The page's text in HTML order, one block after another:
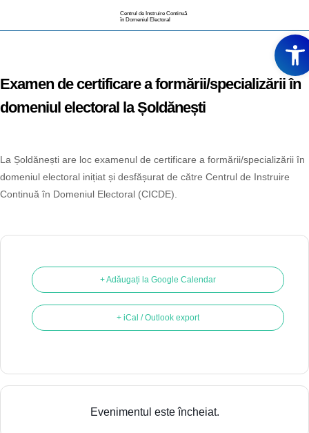
Centrul de Instruire Continuă
în Domeniul Electoral
Examen de certificare a formării/specializării în
domeniul electoral la Șoldănești
La Șoldănești are loc examenul de certificare a formării/specializării în
domeniul electoral inițiat și desfășurat de către Centrul de Instruire
Continuă în Domeniul Electoral (CICDE).
+ Adăugați la Google Calendar
+ iCal / Outlook export
Evenimentul este încheiat.